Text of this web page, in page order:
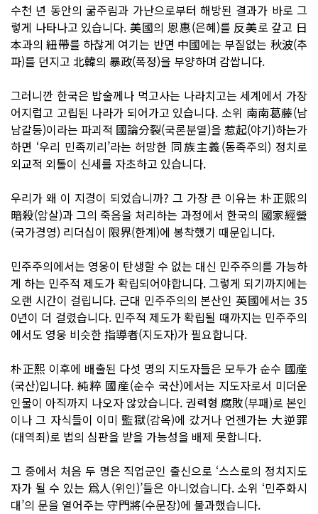
수천 년 동안의 굶주림과 가난으로부터 해방된 결과가 바로 그
렇게 나타나고 있습니다. 美國의 恩惠(은혜)를 反美로 갚고 日
本과의 紐帶를 하찮게 여기는 반면 中國에는 부질없는 秋波(추
파)를 던지고 北韓의 暴政(폭정)을 부양하며 감쌉니다.
그러니깐 한국은 밥술께나 먹고사는 나라치고는 세계에서 가장
어지럽고 고립된 나라가 되어가고 있습니다. 소위 南南葛藤(남
남갈등)이라는 파괴적 國論分裂(국론분열)을 惹起(야기)하는가
하면 ‘우리 민족끼리’라는 허망한 同族主義(동족주의) 정치로
외교적 외톨이 신세를 자초하고 있습니다.
우리가 왜 이 지경이 되었습니까? 그 가장 큰 이유는 朴正熙의
暗殺(암살)과 그의 죽음을 처리하는 과정에서 한국의 國家經營
(국가경영) 리더십이 限界(한계)에 봉착했기 때문입니다.
민주주의에서는 영웅이 탄생할 수 없는 대신 민주주의를 가능하
게 하는 민주적 제도가 확립되어야합니다. 그렇게 되기까지에는
오랜 시간이 걸립니다. 근대 민주주의의 본산인 英國에서는 35
0년이 더 걸렸습니다. 민주적 제도가 확립될 때까지는 민주주의
에서도 영웅 비슷한 指導者(지도자)가 필요합니다.
朴正熙 이후에 배출된 다섯 명의 지도자들은 모두가 순수 國産
(국산)입니다. 純粹 國産(순수 국산)에서는 지도자로서 미더운
인물이 아직까지 나오자 않았습니다. 권력형 腐敗(부패)로 본인
이나 그 자식들이 이미 監獄(감옥)에 갔거나 언젠가는 大逆罪
(대역죄)로 법의 심판을 받을 가능성을 배제 못합니다.
그 중에서 처음 두 명은 직업군인 출신으로 ‘스스로의 정치지도
자가 될 수 있는 爲人(위인)’들은 아니었습니다. 소위 ‘민주화시
대’의 문을 열어주는 守門將(수문장)에 불과했습니다.